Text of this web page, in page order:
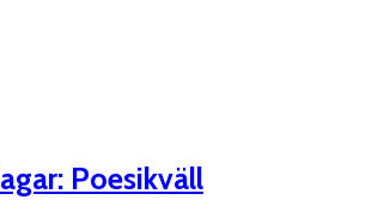
Poesikväll